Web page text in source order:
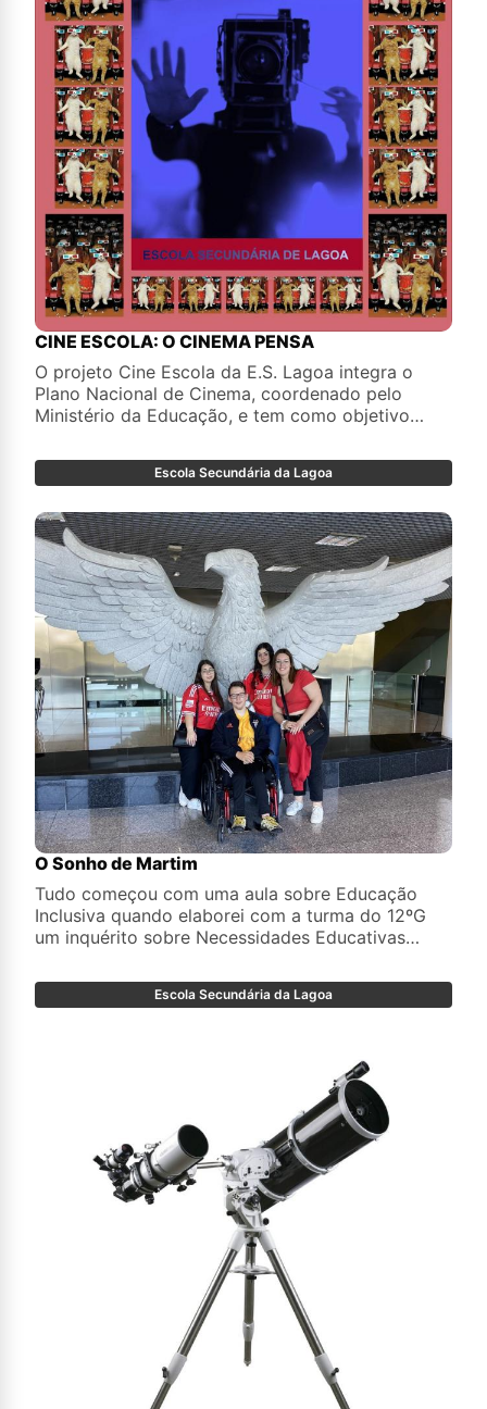
CINE ESCOLA: O CINEMA PENSA
O projeto Cine Escola da E.S. Lagoa integra o
Plano Nacional de Cinema, coordenado pelo
Ministério da Educação, e tem como objetivo
realizadas quatro modalidades de atividades
tendo como ponto de partida o catálogo de
Plano Nacional de Cinema.
Escola Secundária da Lagoa
O Sonho de Martim
Tudo começou com uma aula sobre Educação
Inclusiva quando elaborei com a turma do 12ºG
um inquérito sobre Necessidades Educativas
Escola Secundária da Lagoa